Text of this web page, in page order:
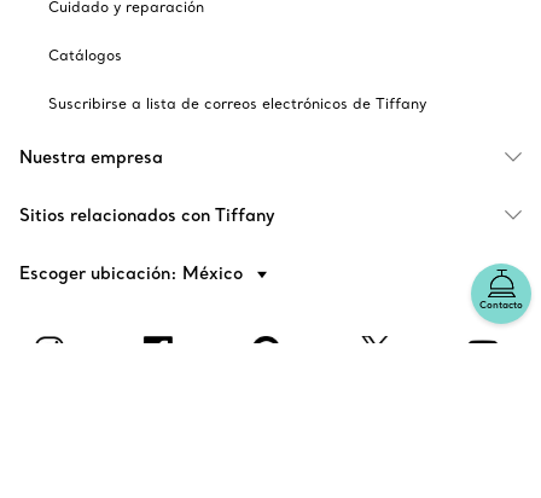
Contacto
Cuidado y reparación
Catálogos
Suscribirse a lista de correos electrónicos de Tiffany
Nuestra empresa
Sitios relacionados con Tiffany
Escoger ubicación: México